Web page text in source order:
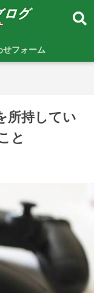
せフォーム
所持してい
と